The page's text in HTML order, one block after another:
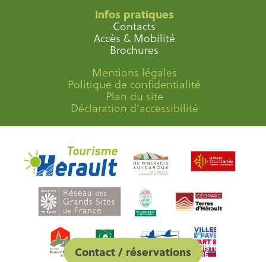
Contact / réservations
Infos pratiques
Contacts
Accès & Mobilité
Brochures
Mentions légales
Politique de confidentialité
Plan du site
Déclaration d’accessibilité